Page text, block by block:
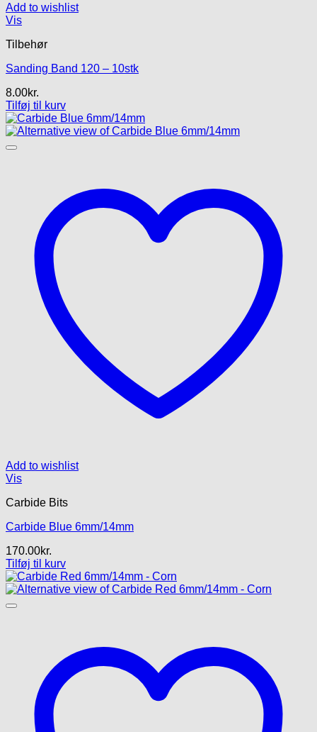
Add to wishlist
Vis
Tilbehør
Sanding Band 120 – 10stk
8.00kr.
Tilføj til kurv
Add to wishlist
Vis
Carbide Bits
Carbide Blue 6mm/14mm
170.00kr.
Tilføj til kurv